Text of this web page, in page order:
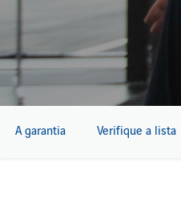
A garantia Verifique a lista